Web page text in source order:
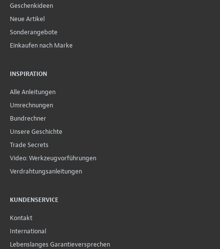
Geschenkideen
Neue Artikel
Sonderangebote
Einkaufen nach Marke
INSPIRATION
Alle Anleitungen
Umrechnungen
Bundrechner
Unsere Geschichte
Trade Secrets
Video: Werkzeugvorführungen
Verdrahtungsanleitungen
KUNDENSERVICE
Kontakt
International
Lebenslanges Garantieversprechen